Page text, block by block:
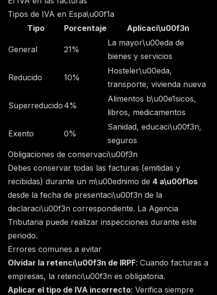
Tipos de IVA en Espa\u00f1a
Tipo
Porcentaje Aplicaci\u00f3n
General 21%
La mayor\u00eda de
bienes y servicios
Reducido 10%
Hosteler\u00eda,
transporte, vivienda nueva
Superreducido 4%
Alimentos b\u00e1sicos,
libros, medicamentos
Exento 0%
Sanidad, educaci\u00f3n,
seguros
Obligaciones de conservaci\u00f3n
Debes conservar todas las facturas (emitidas y
recibidas) durante un m\u00ednimo de 4 a\u00f1os
desde la fecha de presentaci\u00f3n de la
declaraci\u00f3n correspondiente. La Agencia
Tributaria puede realizar inspecciones durante este
periodo.
Errores comunes a evitar
Olvidar la retenci\u00f3n de IRPF: Cuando facturas a
empresas, la retenci\u00f3n es obligatoria.
Aplicar el tipo de IVA incorrecto: Verifica siempre